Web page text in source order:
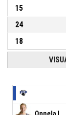
15
24
18